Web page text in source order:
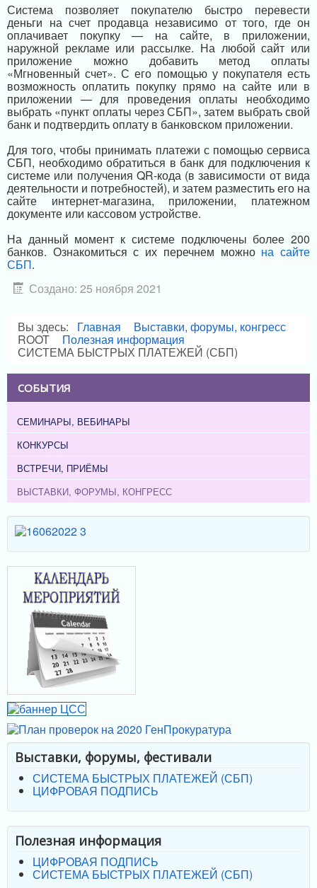
Система позволяет покупателю быстро перевести
деньги на счет продавца независимо от того, где он
оплачивает покупку — на сайте, в приложении,
наружной рекламе или рассылке. На любой сайт или
приложение можно добавить метод оплаты
«Мгновенный счет». С его помощью у покупателя есть
возможность оплатить покупку прямо на сайте или в
приложении — для проведения оплаты необходимо
выбрать «пункт оплаты через СБП», затем выбрать свой
банк и подтвердить оплату в банковском приложении.
Для того, чтобы принимать платежи с помощью сервиса
СБП, необходимо обратиться в банк для подключения к
системе или получения QR-кода (в зависимости от вида
деятельности и потребностей), и затем разместить его на
сайте интернет-магазина, приложении, платежном
документе или кассовом устройстве.
На данный момент к системе подключены более 200
банков. Ознакомиться с их перечнем можно на сайте
СБП.
Создано: 25 ноября 2021
Вы здесь: Главная Выставки, форумы, конгресс
ROOT Полезная информация
СИСТЕМА БЫСТРЫХ ПЛАТЕЖЕЙ (СБП)
СОБЫТИЯ
СЕМИНАРЫ, ВЕБИНАРЫ
КОНКУРСЫ
ВСТРЕЧИ, ПРИЁМЫ
ВЫСТАВКИ, ФОРУМЫ, КОНГРЕСС
Выставки, форумы, фестивали
СИСТЕМА БЫСТРЫХ ПЛАТЕЖЕЙ (СБП)
ЦИФРОВАЯ ПОДПИСЬ
Полезная информация
ЦИФРОВАЯ ПОДПИСЬ
СИСТЕМА БЫСТРЫХ ПЛАТЕЖЕЙ (СБП)